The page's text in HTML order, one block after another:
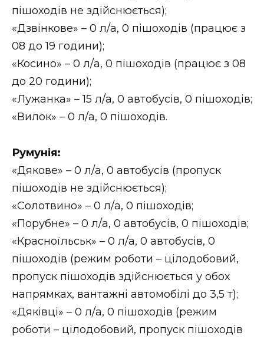
пішоходів не здійснюється);
«Дзвінкове» – 0 л/а, 0 пішоходів (працює з
08 до 19 години);
«Косино» – 0 л/а, 0 пішоходів (працює з 08
до 20 години);
«Лужанка» – 15 л/а, 0 автобусів, 0 пішоходів;
«Вилок» – 0 л/а, 0 пішоходів.
Румунія:
«Дякове» – 0 л/а, 0 автобусів (пропуск
пішоходів не здійснюється);
«Солотвино» – 0 л/а, 0 пішоходів;
«Порубне» – 0 л/а, 0 автобусів, 0 пішоходів;
«Красноїльськ» – 0 л/а, 0 автобусів, 0
пішоходів (режим роботи – цілодобовий,
пропуск пішоходів здійснюється у обох
напрямках, вантажні автомобілі до 3,5 т);
«Дяківці» – 0 л/а, 0 пішоходів (режим
роботи – цілодобовий, пропуск пішоходів